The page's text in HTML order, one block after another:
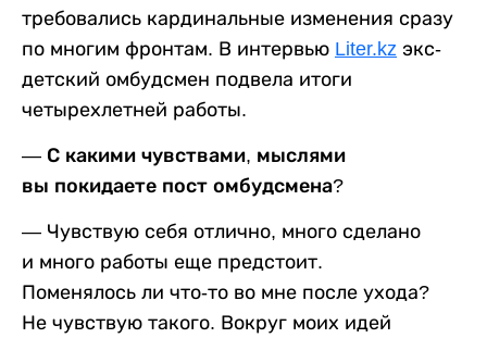
требовались кардинальные изменения сразу
по многим фронтам. В интервью Liter.kz экс-
детский омбудсмен подвела итоги
четырехлетней работы.
— С какими чувствами, мыслями
вы покидаете пост омбудсмена?
— Чувствую себя отлично, много сделано
и много работы еще предстоит.
Поменялось ли что-то во мне после ухода?
Не чувствую такого. Вокруг моих идей